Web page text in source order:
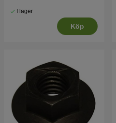
I lager
Köp